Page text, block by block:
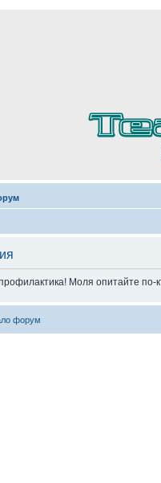
Моля опитайте по-
форум